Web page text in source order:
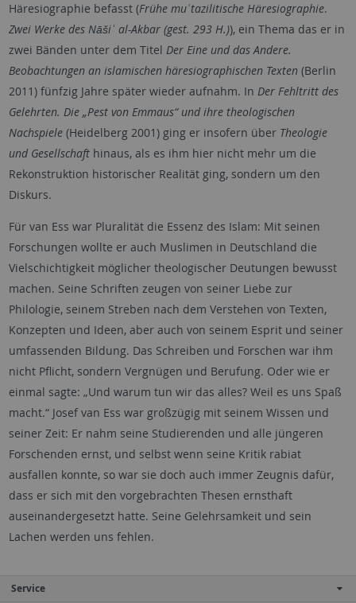
Häresiographie befasst (Frühe muʿtazilitische Häresiographie.
Zwei Werke des Nāšiʾ al-Akbar (gest. 293 H.)), ein Thema das er in
zwei Bänden unter dem Titel Der Eine und das Andere.
Beobachtungen an islamischen häresiographischen Texten (Berlin
2011) fünfzig Jahre später wieder aufnahm. In Der Fehltritt des
Gelehrten. Die „Pest von Emmaus“ und ihre theologischen
Nachspiele(Heidelberg 2001) ging er insofern über Theologie
und Gesellschaft hinaus, als es ihm hier nicht mehr um die
Rekonstruktion historischer Realität ging, sondern um den
Diskurs.
Für van Ess war Pluralität die Essenz des Islam: Mit seinen
Forschungen wollte er auch Muslimen in Deutschland die
Vielschichtigkeit möglicher theologischer Deutungen bewusst
machen. Seine Schriften zeugen von seiner Liebe zur
Philologie, seinem Streben nach dem Verstehen von Texten,
Konzepten und Ideen, aber auch von seinem Esprit und seiner
umfassenden Bildung. Das Schreiben und Forschen war ihm
nicht Pflicht, sondern Vergnügen und Berufung. Oder wie er
einmal sagte: „Und warum tun wir das alles? Weil es uns Spaß
macht.“ Josef van Ess war großzügig mit seinem Wissen und
seiner Zeit: Er nahm seine Studierenden und alle jüngeren
Forschenden ernst, und selbst wenn seine Kritik rabiat
ausfallen konnte, so war sie doch auch immer Zeugnis dafür,
dass er sich mit den vorgebrachten Thesen ernsthaft
auseinandergesetzt hatte. Seine Gelehrsamkeit und sein
Lachen werden uns fehlen.
Service